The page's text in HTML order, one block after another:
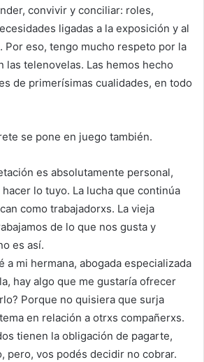
convivir y conciliar: roles,
ligadas a la exposición y al
Por eso, tengo mucho respeto por la
las telenovelas. Las hemos hecho
de primerísimas cualidades, en todo
se pone en juego también.
es absolutamente personal,
lo tuyo. La lucha que continúa
como trabajadorxs. La vieja
de lo que nos gusta y
es así.
a mi hermana, abogada especializada
hay algo que me gustaría ofrecer
Porque no quisiera que surja
en relación a otrxs compañerxs.
tienen la obligación de pagarte,
pero, vos podés decidir no cobrar.